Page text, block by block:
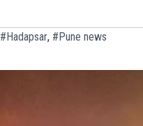
#Hadapsar, #Pune news